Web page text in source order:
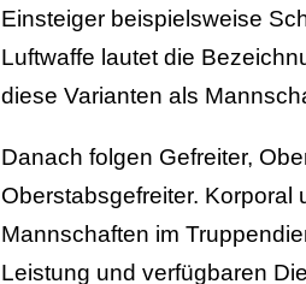
Einsteiger beispielsweise
Luftwaffe lautet die
diese Varianten als
Danach folgen Gefreiter,
Oberstabsgefreiter.
Mannschaften im
Leistung und verfügbaren